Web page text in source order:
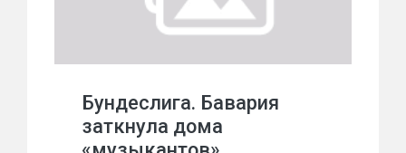
Бундеслига. Бавария
заткнула дома